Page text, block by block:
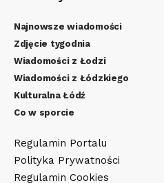
Najnowsze wiadomości
Zdjęcie tygodnia
Wiadomości z Łodzi
Wiadomości z Łódzkiego
Kulturalna Łódź
Co w sporcie
Regulamin Portalu
Polityka Prywatności
Regulamin Cookies